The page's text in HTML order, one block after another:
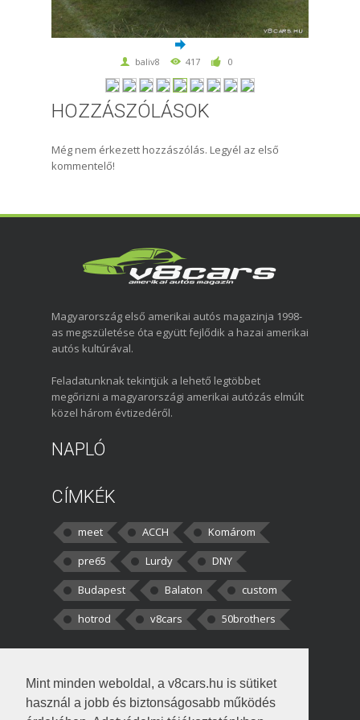
Mint minden weboldal, a v8cars.hu is sütiket
használ a jobb és biztonságosabb működés
baliv8 417 0
HOZZÁSZÓLÁSOK
Még nem érkezett hozzászólás. Legyél az első
kommentelő!
Magyarország első amerikai autós magazinja 1998-
as megszületése óta együtt fejlődik a hazai amerikai
autós kultúrával.
Feladatunknak tekintjük a lehető legtöbbet
megőrizni a magyarországi amerikai autózás elmúlt
közel három évtizedéről.
NAPLÓ
CÍMKÉK
meet ACCH
Komárom
pre65
Lurdy
DNY
Budapest
Balaton
custom
hotrod
v8cars 50brothers
kortisz:Elszúrtam! Én csak két
darabbaal számoltam. Nem tudtam, hogy fél autót,